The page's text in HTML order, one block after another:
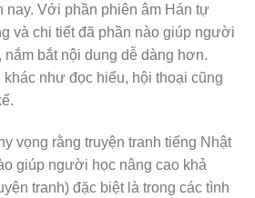
nay. Với phần phiên âm Hán tự
và chi tiết đã phần nào giúp người
bắt nội dung dễ dàng hơn.
khác như đọc hiểu, hội thoại cũng
vọng rằng truyện tranh tiếng Nhật
giúp người học nâng cao khả
tranh) đặc biệt là trong các tình